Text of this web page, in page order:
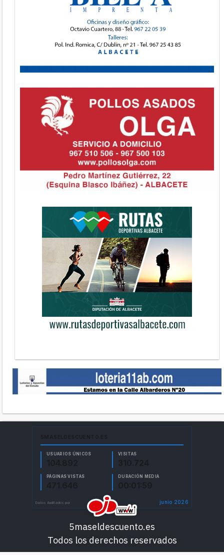
5maseldescuento.es
Todos los derechos reservados